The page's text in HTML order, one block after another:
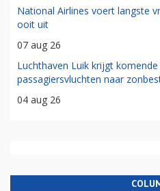
National Airlines voert langste
ooit uit
07 aug 26
Luchthaven Luik krijgt
passagiersvluchten naar
04 aug 26